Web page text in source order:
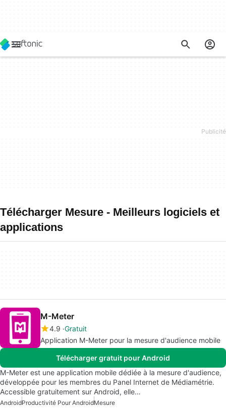
Télécharger Mesure - Meilleurs logiciels et
applications
M-Meter
4.9 Gratuit
Application M-Meter pour la mesure d'audience mobile
Télécharger gratuit pour Android
M-Meter est une application mobile dédiée à la mesure d'audience,
développée pour les membres du Panel Internet de Médiamétrie.
Accessible gratuitement sur Android, elle…
AndroidProductivité Pour AndroidMesure